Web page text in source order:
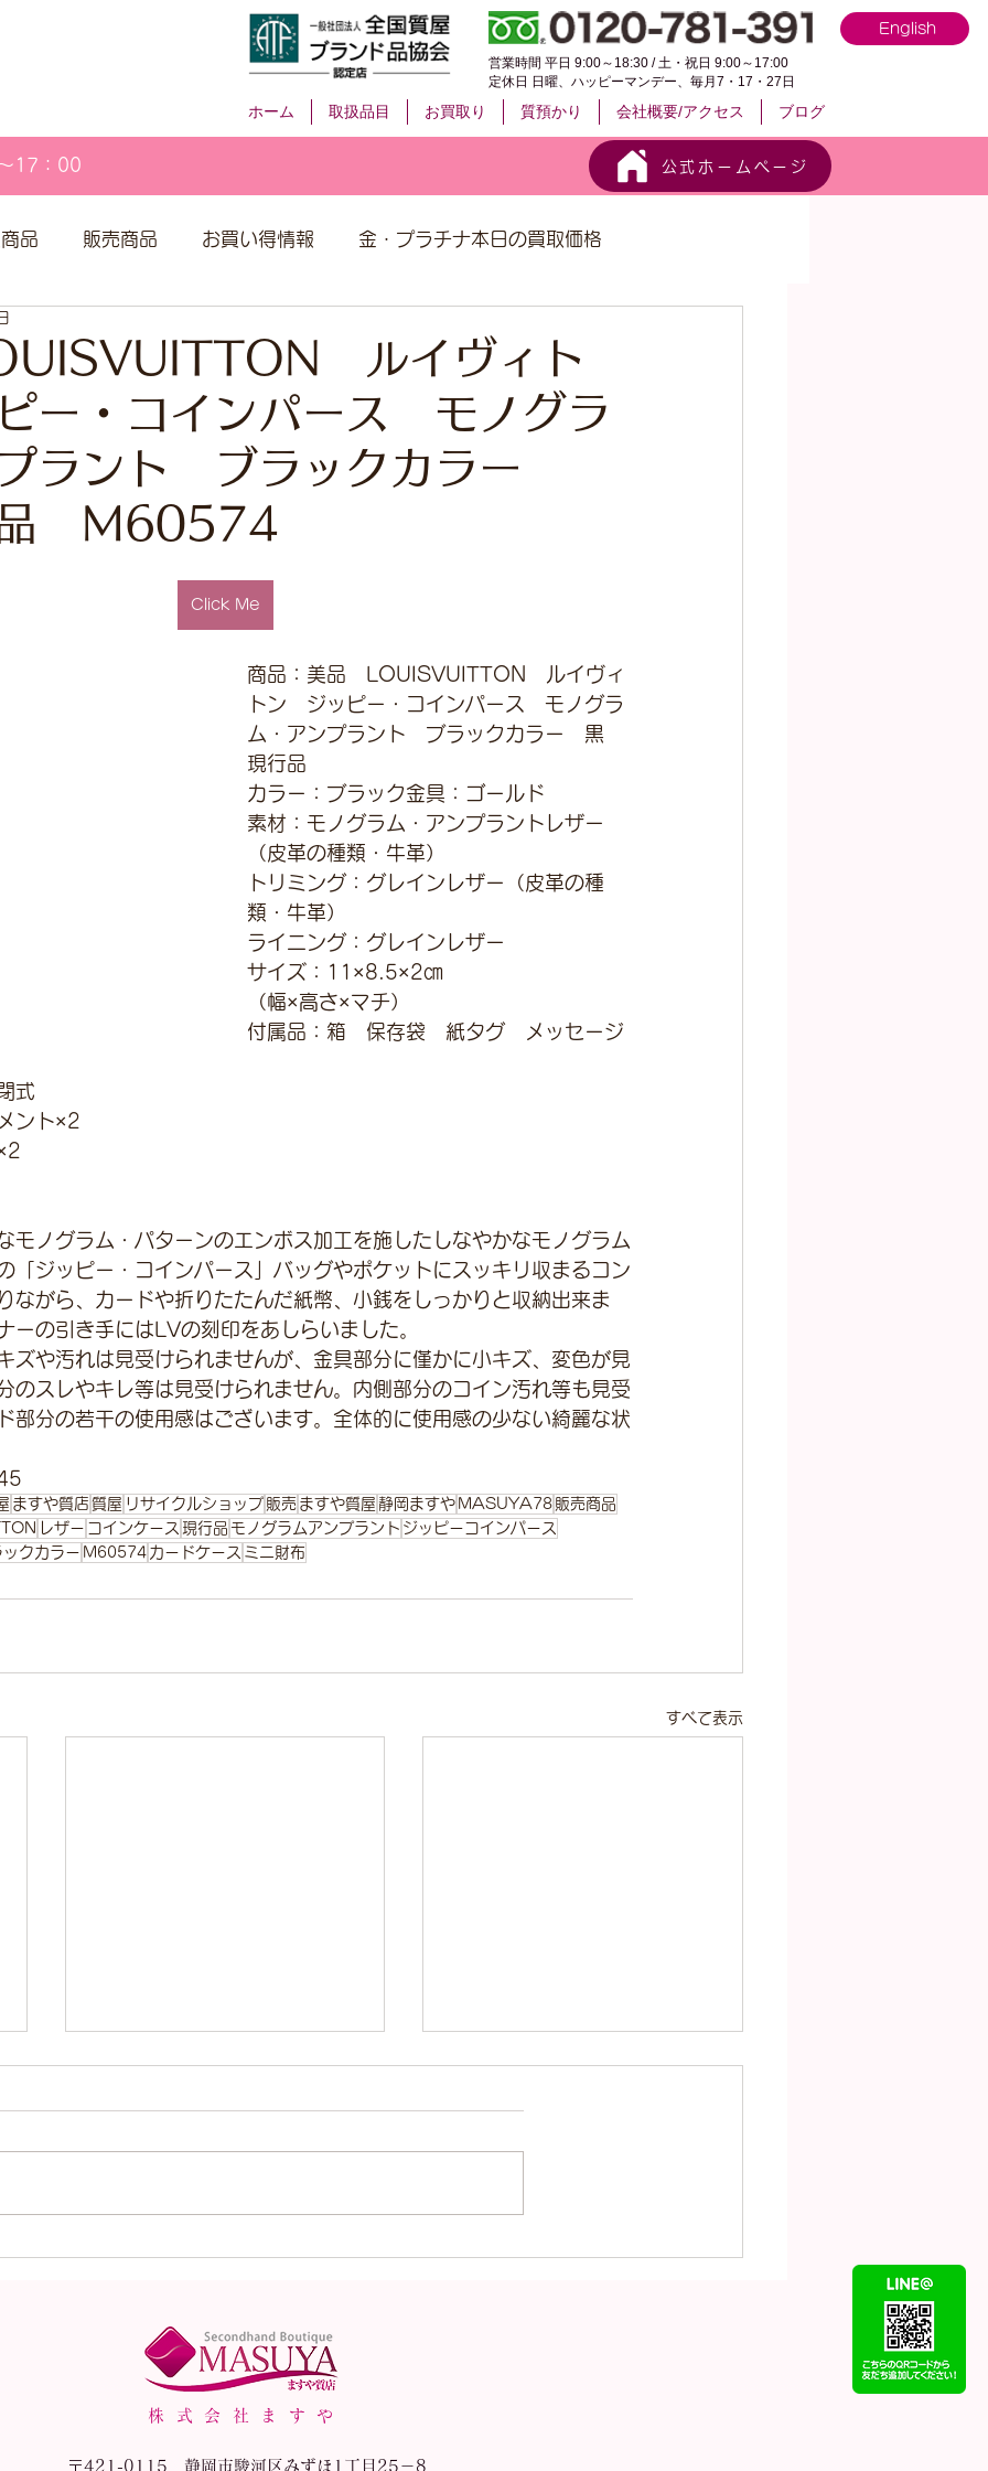
English
営業時間 平日 9:00～18:30 / 土・祝日 9:00～17:00
定休日 日曜、ハッピーマンデー、毎月7・17・27日
ホーム 取扱品目 お買取り 質預かり 会社概要/アクセス ブログ
17：00 公式ホームページ
品 販売商品 お買い得情報 金・プラチナ本日の買取価格
ルイヴィト
ー・コインパース モノグラ
ラント ブラックカラー
M60574
Click Me
商品：美品　LOUISVUITTON　ルイヴィ
トン　ジッピー・コインパース　モノグラ
ム・アンプラント　ブラックカラー　黒
現行品
カラー：ブラック金具：ゴールド
素材：モノグラム・アンプラントレザー
（皮革の種類・牛革）
トリミング：グレインレザー（皮革の種
類・牛革）
ライニング：グレインレザー
サイズ：11×8.5×2㎝
（幅×高さ×マチ）
付属品：箱　保存袋　紙タグ　メッセージ
式
ント×2
モノグラム・パターンのエンボス加工を施したしなやかなモノグラム
「ジッピー・コインパース」バッグやポケットにスッキリ収まるコン
ながら、カードや折りたたんだ紙幣、小銭をしっかりと収納出来ま
ーの引き手にはLVの刻印をあしらいました。
ズや汚れは見受けられませんが、金具部分に僅かに小キズ、変色が見
のスレやキレ等は見受けられません。内側部分のコイン汚れ等も見受
部分の若干の使用感はございます。全体的に使用感の少ない綺麗な状
ますや質店 質屋 リサイクルショップ 販売 ますや質屋 静岡ますや MASUYA78 販売商品
レザー コインケース 現行品 モノグラムアンプラント ジッピーコインパース
クカラー M60574 カードケース ミニ財布
すべて表示
Louis Vuitton ルイヴィト
モノグラム バッグ ショル
ダーバッグ 2WAY モノグ
ラムキャンバス
LOUISVUITTON ルイヴ
株式会社ますや
〒421-0115 静岡市駿河区みずほ1丁目25－8